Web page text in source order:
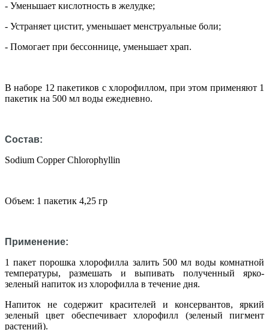
- Уменьшает кислотность в желудке;
- Устраняет цистит, уменьшает менструальные боли;
- Помогает при бессоннице, уменьшает храп.
В наборе 12 пакетиков с хлорофиллом, при этом применяют 1
пакетик на 500 мл воды ежедневно.
Состав:
Sodium Copper Chlorophyllin
Объем: 1 пакетик 4,25 гр
Применение:
1 пакет порошка хлорофилла залить 500 мл воды комнатной
температуры, размешать и выпивать полученный ярко-
зеленый напиток из хлорофилла в течение дня.
Напиток не содержит красителей и консервантов, яркий
зеленый цвет обеспечивает хлорофилл (зеленый пигмент
растений).